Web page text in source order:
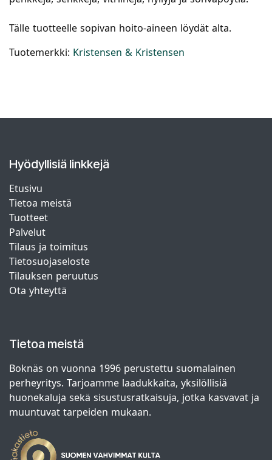
Tälle tuotteelle sopivan hoito-aineen löydät alta.
Tuotemerkki: Kristensen & Kristensen
Hyödyllisiä linkkejä
Etusivu
Tietoa meistä
Tuotteet
Palvelut
Tilaus ja toimitus
Tietosuojaseloste
Tilauksen peruutus
Ota yhteyttä
Tietoa meistä
Boknäs on vuonna 1996 perustettu suomalainen
perheyritys. Tarjoamme laadukkaita, yksilöllisiä
huonekaluja sekä sisustusratkaisuja, jotka kasvavat ja
muuntuvat tarpeiden mukaan.